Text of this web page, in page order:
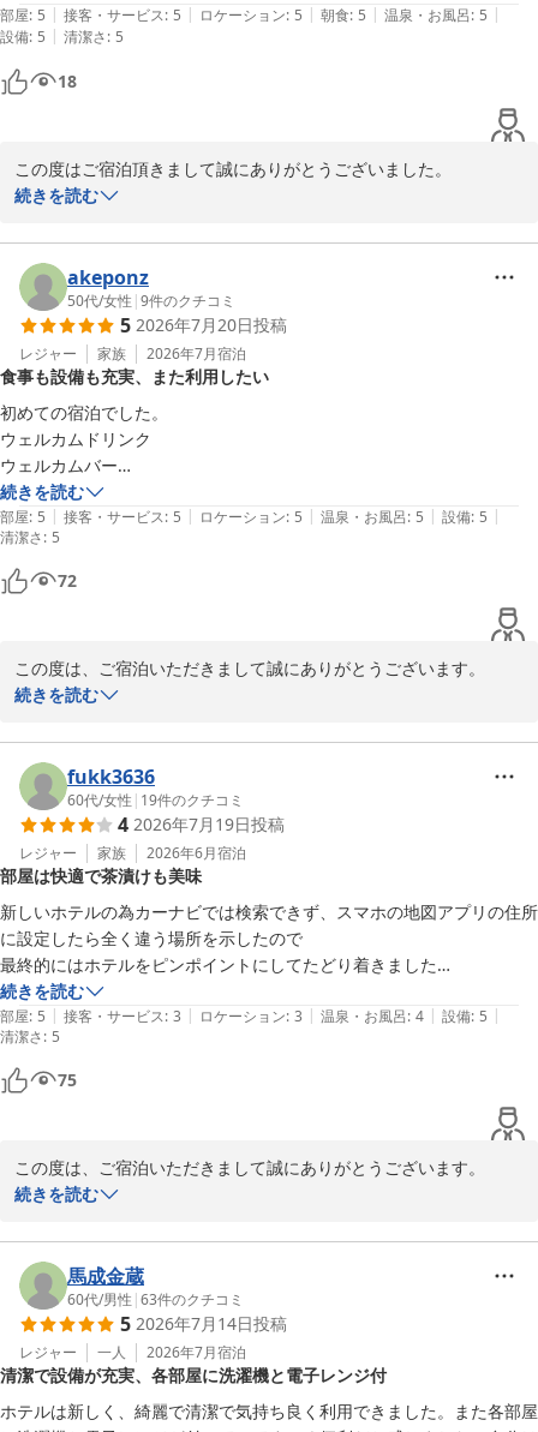
大浴場は人工温泉でとても気持ちよく何回でも入りたいと思いました。
部屋: 5 | 接客・サービス: 5 | ロケーション: 5 | 朝食: 5 | 温泉・お風呂: 5 |
設備: 5 | 清潔さ: 5
18
この度はご宿泊頂きまして誠にありがとうございました。
完璧なホテルと、この上ないお褒めの言葉を頂き、スタッフ一同感
当ホテルは全室に２ドア冷蔵庫、洗濯機、電子レンジ、大型スマー
トTVを完備致しており、お客様に大変喜んでいただいております。
大浴場も人口温泉ではございますが、ゆっくりおくつろぎ頂けた事
と思います。
今後も完璧なホテルの名に恥じないよう、スタッフ一同尽力してま
いります。
ありがとうございました。
白樺の湯 たびのホテル石狩
2026-08-02
続きを読む
akeponz
50代/女性 |9件のクチコミ
5 2026年7月20日投稿
レジャー 家族 2026年7月宿泊
食事も設備も充実、また利用したい
初めての宿泊でした。
ウェルカムドリンク
ウェルカムバー
夜食のお茶漬けが美味しかったので
朝食バイキングも当日朝に申し込み
美味しくいただきました。
お風呂も部屋のテレビで
混雑状況がわかるので
機会があればまた宿泊したいです。
続きを読む
部屋: 5 | 接客・サービス: 5 | ロケーション: 5 | 温泉・お風呂: 5 | 設備: 5 |
清潔さ: 5
72
この度は、ご宿泊いただきまして誠にありがとうございます。
当ホテルは全室に、2ドア冷蔵庫、洗濯機、電子レンジ、大型スマ
好評頂いております。また夕方から夜にかけてのウエルカムドリン
ク、ハッピーバー、たびの出汁茶漬けは当ホテル自慢のサービスで
ございます。
朝食も美味しく召し上がって頂いたようで、良かったです。
お客様のまたのお越しをお待ちしております。ありがとうございま
白樺の湯 たびのホテル石狩
2026-07-25
続きを読む
fukk3636
60代/女性 | 19件のクチコミ
4 2026年7月19日投稿
レジャー 家族 2026年6月宿泊
部屋は快適で茶漬けも美味
新しいホテルの為カーナビでは検索できず、スマホの地図アプリの住所
に設定したら全く違う場所を示したので
最終的にはホテルをピンポイントにしてたどり着きました
チェックイン時話しをしたとき
フロントスタッフはパンフレットを見せながら「ここ住所は間違ってい
ません楽天アプリ側の問題で……」
もういいですよ
遅い時間にたどり着いてクタクタだったので、せめて「ご迷惑かけまし
部屋も広く浴室も快適に過ごせました「TABINOだし茶漬け」山わさび
続きを読む
部屋: 5 | 接客・サービス: 3 | ロケーション: 3 | 温泉・お風呂: 4 | 設備: 5 |
清潔さ: 5
75
この度は、ご宿泊いただきまして誠にありがとうございます。
お越しの際に、スタッフの応対が行き届いておらず、ご不快な思い
は早速訂正を致しました。
ご宿泊のほうは大浴場含め、たびの出汁茶漬けも気に入って頂いた
ようで良かったです。ありがとうございました。
スタッフ一同お客様に喜んで頂けるよう、今後とも精進して参りま
すので、よろしくお願いいたします。
お客様のまたのお越しをお待ちしております。
続きを読む
馬成金蔵
60代/男性 |63件のクチコミ
5 2026年7月14日投稿
レジャー 一人 2026年7月宿泊
清潔で設備が充実、各部屋に洗濯機と電子レンジ付
ホテルは新しく、綺麗で清潔で気持ち良く利用できました。また各部屋